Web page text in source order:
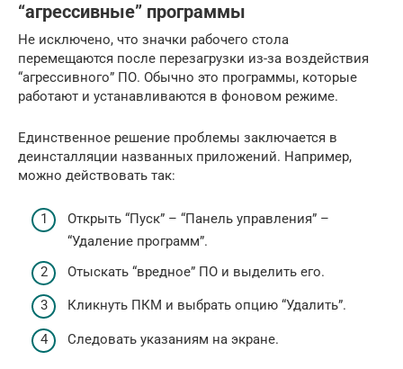
“агрессивные” программы
Не исключено, что значки рабочего стола
перемещаются после перезагрузки из-за воздействия
“агрессивного” ПО. Обычно это программы, которые
работают и устанавливаются в фоновом режиме.
Единственное решение проблемы заключается в
деинсталляции названных приложений. Например,
можно действовать так:
Открыть “Пуск” – “Панель управления” –
“Удаление программ”.
Отыскать “вредное” ПО и выделить его.
Кликнуть ПКМ и выбрать опцию “Удалить”.
Следовать указаниям на экране.